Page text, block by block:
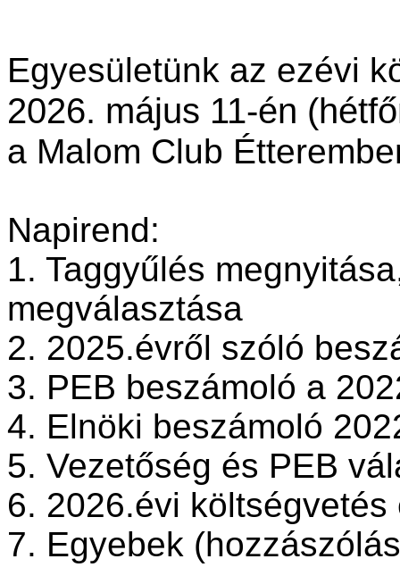
Egyesületünk az ezévi
2026. május 11-én
a Malom Club
Napirend:
1. Taggyűlés
megválasztása
2. 2025.évről szóló
3. PEB beszámoló a
4. Elnöki beszámoló
5. Vezetőség és PEB
6. 2026.évi költségvetés
7. Egyebek